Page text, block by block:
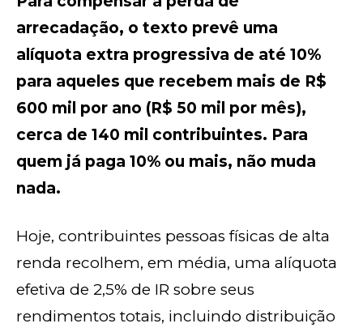
arrecadação, o texto prevê uma
alíquota extra progressiva de até 10%
para aqueles que recebem mais de R$
600 mil por ano (R$ 50 mil por mês),
cerca de 140 mil contribuintes. Para
quem já paga 10% ou mais, não muda
nada.
Hoje, contribuintes pessoas físicas de alta
renda recolhem, em média, uma alíquota
efetiva de 2,5% de IR sobre seus
rendimentos totais, incluindo distribuição